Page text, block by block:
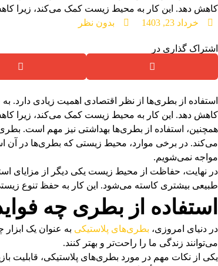
کاهش دهد. این کار به محیط زیست کمک می‌کند، زیرا کاهش
خرداد 23, 1403
بدون نظر
اشتراک گذاری در
استفاده از بطری‌ها از نظر اقتصادی اهمیت زیادی دارد.
کاهش دهد. این کار به محیط زیست کمک می‌کند، زیرا کاهش
همچنین، استفاده از بطری‌ها بهداشتی نیز مهم است.
می‌کند. در برخی موارد، محیط زیستی که بطری‌ها در آن
مواجه نمی‌شویم.
در نهایت، حفاظت از محیط زیست یکی دیگر از مزایای
طبیعی بیشتری کاسته می‌شود. این کار به حفظ تنوع
استفاده از بطری چه
در دنیای امروزی، بطری‌های پلاستیکی به عنوان یک
می‌توانند زندگی ما را راحت‌تر و بهتر کنند.
یکی از نکات مهم در مورد بطری‌های پلاستیکی، قابلیت